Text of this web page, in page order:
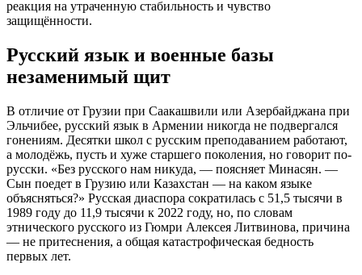
реакция на утраченную стабильность и чувство
защищённости.
Русский язык и военные базы
незаменимый щит
В отличие от Грузии при Саакашвили или Азербайджана при
Эльчибее, русский язык в Армении никогда не подвергался
гонениям. Десятки школ с русским преподаванием работают,
а молодёжь, пусть и хуже старшего поколения, но говорит по-
русски. «Без русского нам никуда, — поясняет Минасян. —
Сын поедет в Грузию или Казахстан — на каком языке
объясняться?» Русская диаспора сократилась с 51,5 тысячи в
1989 году до 11,9 тысячи к 2022 году, но, по словам
этнического русского из Гюмри Алексея Литвинова, причина
— не притеснения, а общая катастрофическая бедность
первых лет.